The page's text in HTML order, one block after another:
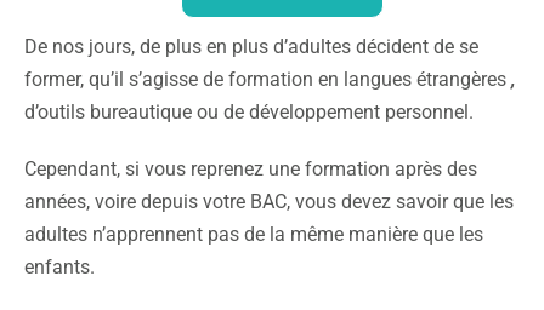
De nos jours, de plus en plus d’adultes décident de se
former, qu’il s’agisse de formation en langues étrangères ,
d’outils bureautique ou de développement personnel.
Cependant, si vous reprenez une formation après des
années, voire depuis votre BAC, vous devez savoir que les
adultes n’apprennent pas de la même manière que les
enfants.